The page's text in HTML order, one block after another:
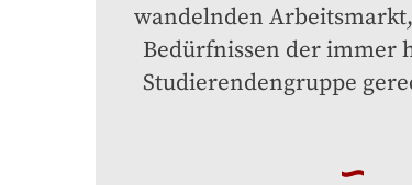
wandelnden
Bedürfnissen der immer
Studierendengruppe